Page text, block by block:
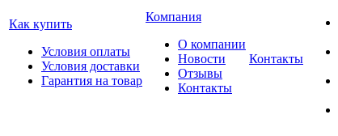
Как купить
Условия оплаты
Условия доставки
Гарантия на товар
Компания
О компании
Новости
Отзывы
Контакты
Контакты